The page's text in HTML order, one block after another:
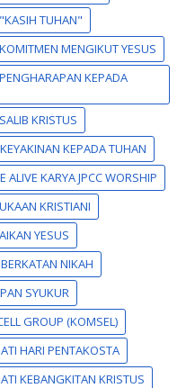
TUHAN"
MENGIKUT YESUS
KEPADA
KRISTUS
KEPADA TUHAN
KARYA JPCC WORSHIP
KRISTIANI
YESUS
NIKAH
SYUKUR
GROUP (KOMSEL)
HARI PENTAKOSTA
KEBANGKITAN KRISTUS